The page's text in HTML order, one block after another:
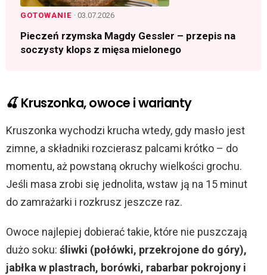
GOTOWANIE · 03.07.2026
Pieczeń rzymska Magdy Gessler – przepis na
soczysty klops z mięsa mielonego
🍒 Kruszonka, owoce i warianty
Kruszonka wychodzi krucha wtedy, gdy masło jest
zimne, a składniki rozcierasz palcami krótko – do
momentu, aż powstaną okruchy wielkości grochu.
Jeśli masa zrobi się jednolita, wstaw ją na 15 minut
do zamrażarki i rozkrusz jeszcze raz.
Owoce najlepiej dobierać takie, które nie puszczają
dużo soku: śliwki (połówki, przekrojone do góry),
jabłka w plastrach, borówki, rabarbar pokrojony i